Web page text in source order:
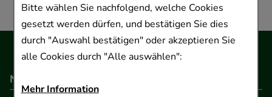
Bitte wählen Sie nachfolgend, welche Cookies
gesetzt werden dürfen, und bestätigen Sie dies
durch "Auswahl bestätigen" oder akzeptieren Sie
alle Cookies durch "Alle auswählen":
Mehr Information
Navigation